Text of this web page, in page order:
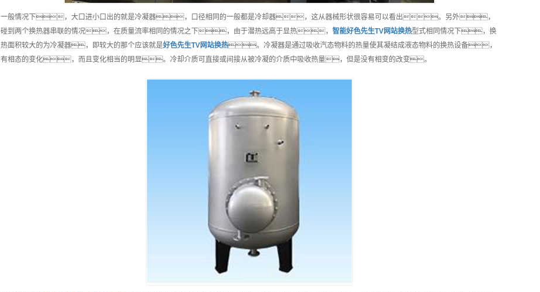
一般情况下，大口进小口出的就是冷凝器，口径相同的一般都是冷却器，这从器械形状很容易可以看出。另外，
碰到两个换热器串联的情况，在质量流率相同的情况之下，由于潜热远高于显热， 智能好色先生TV网站换热型式相同情况下，换
热面积较大的为冷凝器，即较大的那个应该就是好色先生TV网站换热。冷凝器是通过吸收汽态物料的热量使其凝结成液态物料的换热设备，
有相态的变化，而且变化相当的明显。冷却介质可直接或间接从被冷凝的介质中吸收热量，但是没有相变的改变。